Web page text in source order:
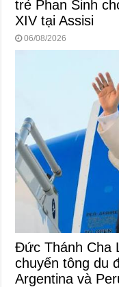
trẻ Phan Sinh
XIV tại Assisi
06/08/2026
Đức Thánh Cha
chuyến tông du
Argentina và